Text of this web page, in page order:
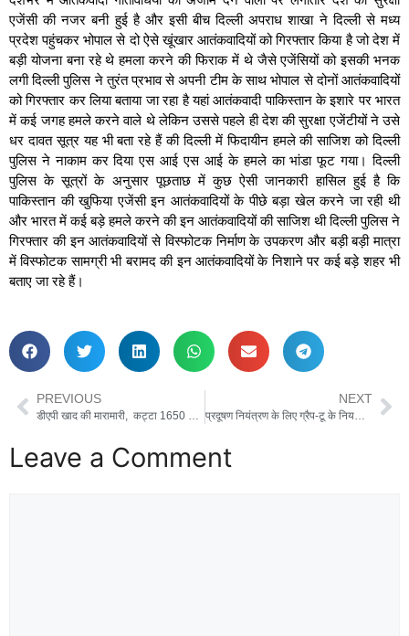
एजेंसी की नजर बनी हुई है और इसी बीच दिल्ली अपराध शाखा ने दिल्ली से मध्य
प्रदेश पहुंचकर भोपाल से दो ऐसे खूंखार आतंकवादियों को गिरफ्तार किया है जो देश में
बड़ी योजना बना रहे थे हमला करने की फिराक में थे जैसे एजेंसियों को इसकी भनक
लगी दिल्ली पुलिस ने तुरंत प्रभाव से अपनी टीम के साथ भोपाल से दोनों आतंकवादियों
को गिरफ्तार कर लिया बताया जा रहा है यहां आतंकवादी पाकिस्तान के इशारे पर भारत
में कई जगह हमले करने वाले थे लेकिन उससे पहले ही देश की सुरक्षा एजेंटीयों ने उसे
धर दावत सूत्र यह भी बता रहे हैं की दिल्ली में फिदायीन हमले की साजिश को दिल्ली
पुलिस ने नाकाम कर दिया एस आई एस आई के हमले का भांडा फूट गया। दिल्ली
पुलिस के सूत्रों के अनुसार पूछताछ में कुछ ऐसी जानकारी हासिल हुई है कि
पाकिस्तान की खुफिया एजेंसी इन आतंकवादियों के पीछे बड़ा खेल करने जा रही थी
और भारत में कई बड़े हमले करने की इन आतंकवादियों की साजिश थी दिल्ली पुलिस ने
गिरफ्तार की इन आतंकवादियों से विस्फोटक निर्माण के उपकरण और बड़ी बड़ी मात्रा
में विस्फोटक सामग्री भी बरामद की इन आतंकवादियों के निशाने पर कई बड़े शहर भी
बताए जा रहे हैं।
PREVIOUS NEXT
प्रदूषण नियंत्रण के लिए ग्रैप-टू के नियमों की सख्ती से पालना जरुरी – डीसी , जिला गुरुग्राम में ग्रेप- टू की पाबंदी लागू हो गई हैं
Leave a Comment